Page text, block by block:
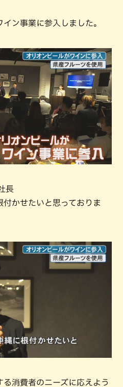
ン事業に参入しました。
長
付かせたいと思っておりま
消費者のニーズに応えよう